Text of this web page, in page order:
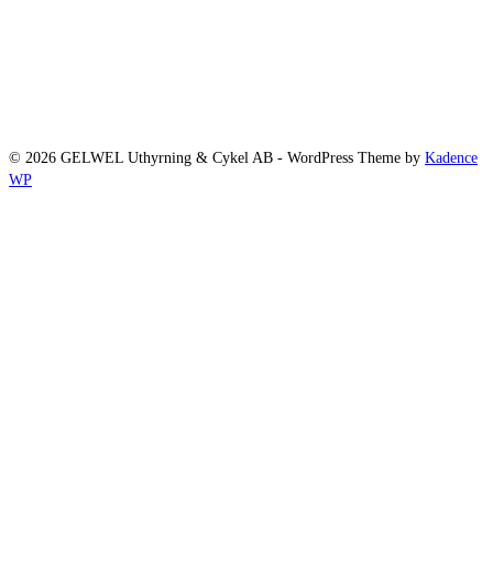
© 2026 GELWEL Uthyrning & Cykel AB - WordPress Theme by Kadence
WP